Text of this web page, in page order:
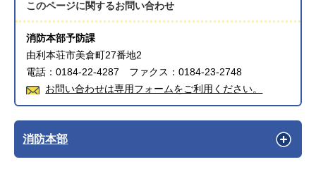
このページに関するお問い合わせ
消防本部予防課
由利本荘市美倉町27番地2
電話：0184-22-4287 ファクス：0184-23-2748
お問い合わせは専用フォームをご利用ください。
消防本部